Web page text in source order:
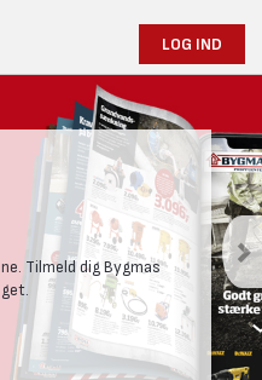
LOG IND
Tilmeld dig Bygmas